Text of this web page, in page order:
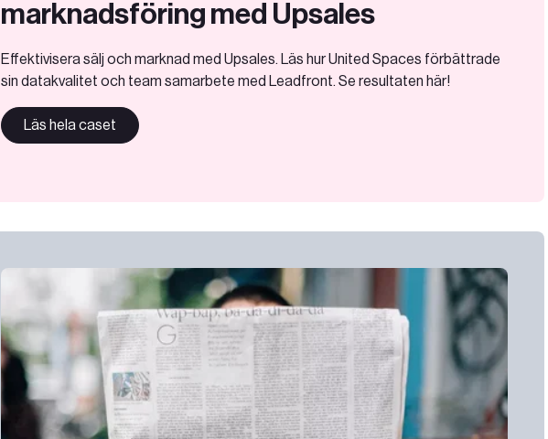
marknadsföring med Upsales
Effektivisera sälj och marknad med Upsales. Läs hur United Spaces förbättrade
sin datakvalitet och team samarbete med Leadfront. Se resultaten här!
Läs hela caset